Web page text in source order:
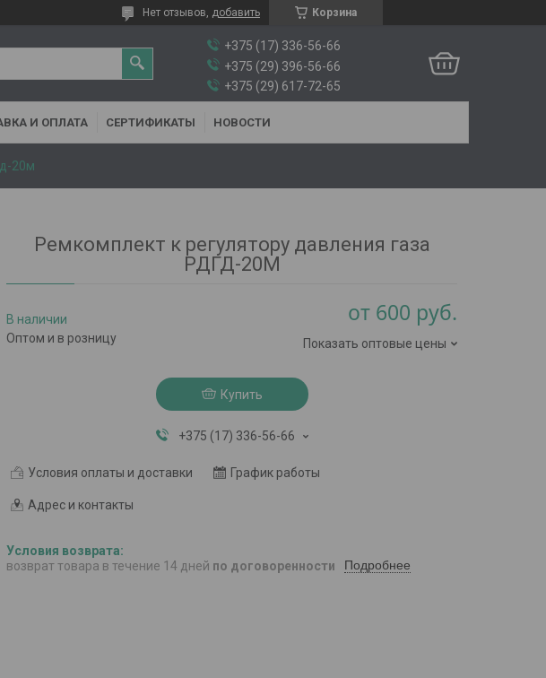
Корзина
Нет отзывов, добавить
+375 (17) 336-56-66
+375 (29) 396-56-66
+375 (29) 617-72-65
И ОПЛАТА СЕРТИФИКАТЫ НОВОСТИ
20м
Ремкомплект к регулятору давления газа
РДГД-20М
В наличии
Оптом и в розницу
от 600 руб.
Показать оптовые цены
Купить
+375 (17) 336-56-66
Условия оплаты и доставки График работы
Адрес и контакты
возврат товара в течение 14 дней по договоренности Подробнее